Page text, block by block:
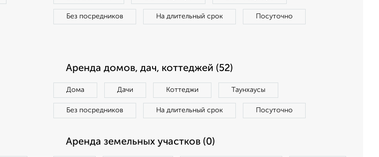
Без посредников На длительный срок Посуточно
Аренда домов, дач, коттеджей (52)
Дома Дачи Коттеджи Таунхаусы
Без посредников На длительный срок Посуточно
Аренда земельных участков (0)